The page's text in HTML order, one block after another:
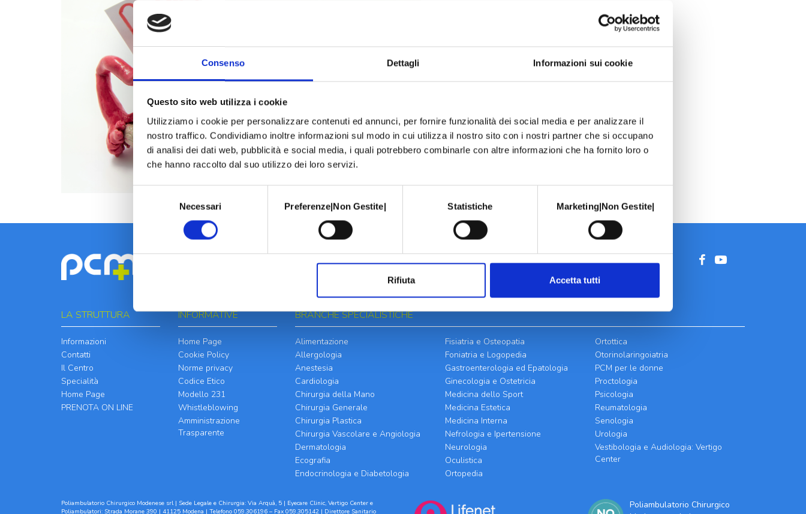
Consenso Dettagli Informazioni sui cookie
Questo sito web utilizza i cookie
Utilizziamo i cookie per personalizzare contenuti ed annunci, per fornire funzionalità dei social media e per analizzare il
nostro traffico. Condividiamo inoltre informazioni sul modo in cui utilizza il nostro sito con i nostri partner che si occupano
di analisi dei dati web, pubblicità e social media, i quali potrebbero combinarle con altre informazioni che ha fornito loro o
che hanno raccolto dal suo utilizzo dei loro servizi.
consenso
Necessari Preferenze|Non Gestite| Statistiche Marketing|Non Gestite|
Rifiuta Accetta tutti
LA STRUTTURA
Informazioni
Contatti
Il Centro
Specialità
Home Page
PRENOTA ON LINE
INFORMATIVE
Home Page
Cookie Policy
Norme privacy
Codice Etico
Modello 231
Whistleblowing
Amministrazione
Trasparente
BRANCHE SPECIALISTICHE
Alimentazione
Allergologia
Anestesia
Cardiologia
Chirurgia della Mano
Chirurgia Generale
Chirurgia Plastica
Chirurgia Vascolare e Angiologia
Dermatologia
Ecografia
Endocrinologia e Diabetologia
Fisiatria e Osteopatia
Foniatria e Logopedia
Gastroenterologia ed Epatologia
Ginecologia e Ostetricia
Medicina dello Sport
Medicina Estetica
Medicina Interna
Nefrologia e Ipertensione
Neurologia
Oculistica
Ortopedia
Ortottica
Otorinolaringoiatria
PCM per le donne
Proctologia
Psicologia
Reumatologia
Senologia
Urologia
Vestibologia e Audiologia: Vertigo
Center
Poliambulatorio Chirurgico Modenese srl | Sede Legale e Chirurgia: Via Arquà, 5 | Eyecare Clinic, Vertigo Center e
Poliambulatori: Strada Morane 390 | 41125 Modena | Telefono 059.306196 – Fax 059.305142 | Direttore Sanitario
Poliambulatorio Chirurgico